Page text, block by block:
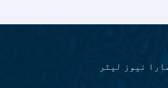
نیوز لیٹر